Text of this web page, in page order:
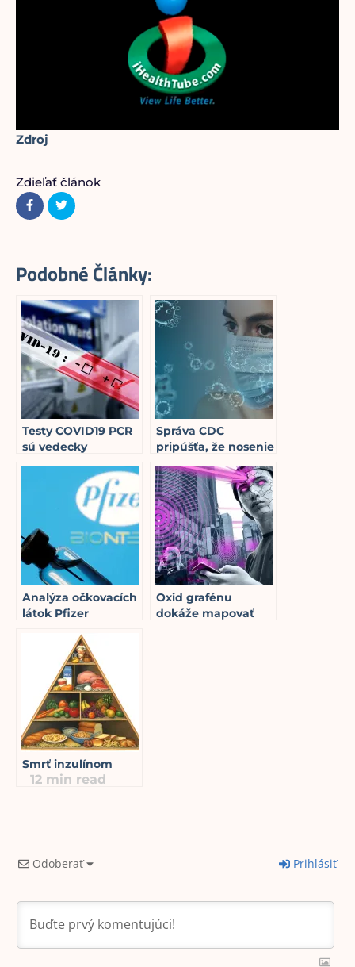
Zdroj
Zdieľať článok
Podobné Články:
Testy COVID19 PCR
sú vedecky
min read
Správa CDC
pripúšťa, že nosenie
žiadnu skutočnú
ochranu pred
covidom
3min read
Analýza očkovacích
látok Pfizer
území Slovenska
min read
Oxid grafénu
dokáže mapovať
Smrť inzulínom
12min read
Odoberať Prihlásiť